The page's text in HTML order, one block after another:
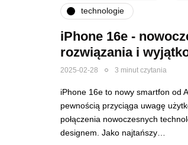
technologie
iPhone 16e -
rozwiązania i
2025-02-28 3 minut czytania
iPhone 16e to nowy smartfon od
pewnością przyciąga uwagę
połączenia nowoczesnych
designem. Jako najtańszy…